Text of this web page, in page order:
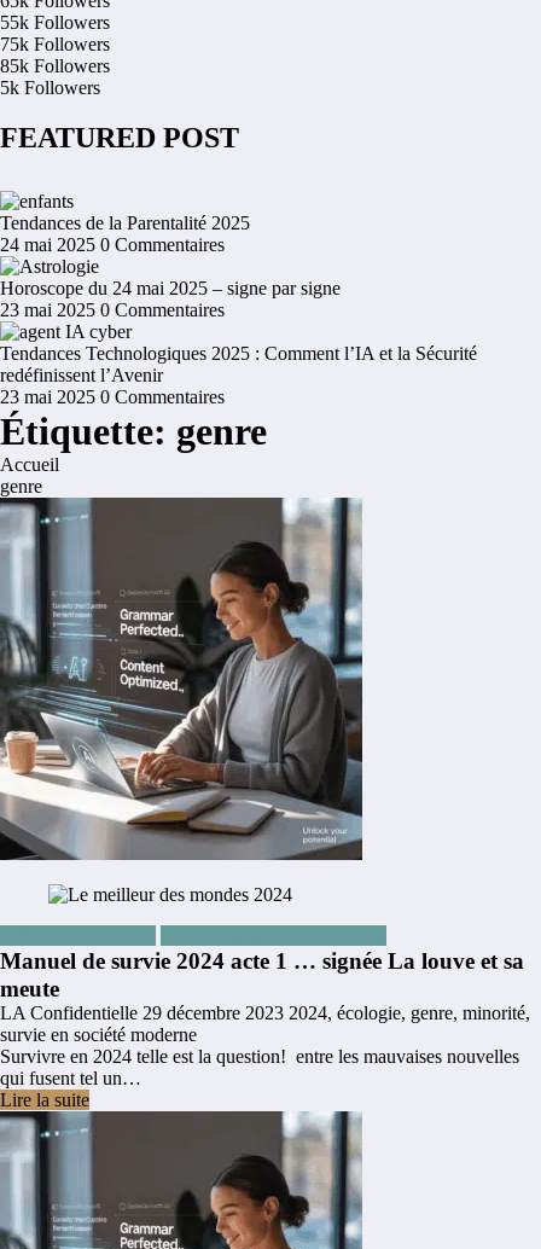
55k Followers
75k Followers
85k Followers
5k Followers
FEATURED POST
Tendances de la Parentalité 2025
24 mai 2025 0 Commentaires
Horoscope du 24 mai 2025 – signe par signe
23 mai 2025 0 Commentaires
Tendances Technologiques 2025 : Comment l’IA et la Sécurité
redéfinissent l’Avenir
23 mai 2025 0 Commentaires
Étiquette: genre
Accueil
genre
Manuel de survie 2024 acte 1 … signée La louve et sa
meute
LA Confidentielle 29 décembre 2023 2024, écologie, genre, minorité,
survie en société moderne
Survivre en 2024 telle est la question! entre les mauvaises nouvelles
qui fusent tel un…
Lire la suite